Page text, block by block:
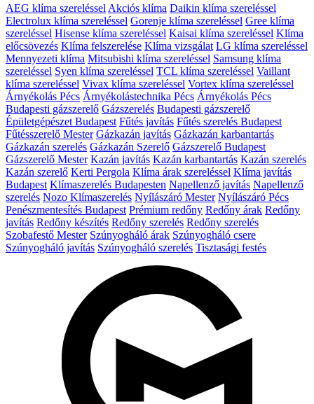
AEG klíma szereléssel Akciós klíma Daikin klíma szereléssel
Electrolux klíma szereléssel Gorenje klíma szereléssel Gree klíma
szereléssel Hisense klíma szereléssel Kaisai klíma szereléssel Klíma
előcsövezés Klíma felszerelése Klíma vizsgálat LG klíma szereléssel
Mennyezeti klíma Mitsubishi klíma szereléssel Samsung klíma
szereléssel Syen klíma szereléssel TCL klíma szereléssel Vaillant
klíma szereléssel Vivax klíma szereléssel Vortex klíma szereléssel
Árnyékolás Pécs Árnyékolástechnika Pécs Árnyékolás Pécs
Budapesti gázszerelő Gázszerelés Budapesti gázszerelő
Épületgépészet Budapest Fűtés javítás Fűtés szerelés Budapest
Fűtésszerelő Mester Gázkazán javítás Gázkazán karbantartás
Gázkazán szerelés Gázkazán Szerelő Gázszerelő Budapest
Gázszerelő Mester Kazán javítás Kazán karbantartás Kazán szerelés
Kazán szerelő Kerti Pergola Klíma árak szereléssel Klíma javítás
Budapest Klímaszerelés Budapesten Napellenző javítás Napellenző
szerelés Nozo Klímaszerelés Nyílászáró Mester Nyílászáró Pécs
Penészmentesítés Budapest Prémium redőny Redőny árak Redőny
javítás Redőny készítés Redőny szerelés Redőny szerelés
Szobafestő Mester Szúnyogháló árak Szúnyogháló csere
Szúnyogháló javítás Szúnyogháló szerelés Tisztasági festés